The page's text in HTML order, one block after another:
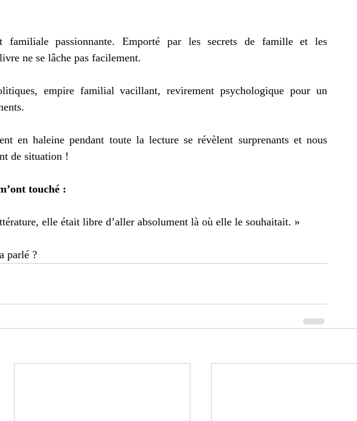
familiale passionnante. Emporté par les secrets de famille et les
ne se lâche pas facilement.
empire familial vacillant, revirement psychologique pour un
en haleine pendant toute la lecture se révèlent surprenants et nous
de situation !
touché :
elle était libre d’aller absolument là où elle le souhaitait. »
parlé ?